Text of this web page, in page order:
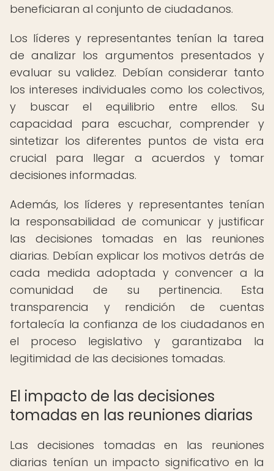
beneficiaran al conjunto de ciudadanos.
Los líderes y representantes tenían la tarea
de analizar los argumentos presentados y
evaluar su validez. Debían considerar tanto
los intereses individuales como los colectivos,
y buscar el equilibrio entre ellos. Su
capacidad para escuchar, comprender y
sintetizar los diferentes puntos de vista era
crucial para llegar a acuerdos y tomar
decisiones informadas.
Además, los líderes y representantes tenían
la responsabilidad de comunicar y justificar
las decisiones tomadas en las reuniones
diarias. Debían explicar los motivos detrás de
cada medida adoptada y convencer a la
comunidad de su pertinencia. Esta
transparencia y rendición de cuentas
fortalecía la confianza de los ciudadanos en
el proceso legislativo y garantizaba la
legitimidad de las decisiones tomadas.
El impacto de las decisiones
tomadas en las reuniones diarias
Las decisiones tomadas en las reuniones
diarias tenían un impacto significativo en la